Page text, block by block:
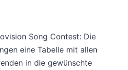
Song Contest: Die
eine Tabelle mit allen
in die gewünschte